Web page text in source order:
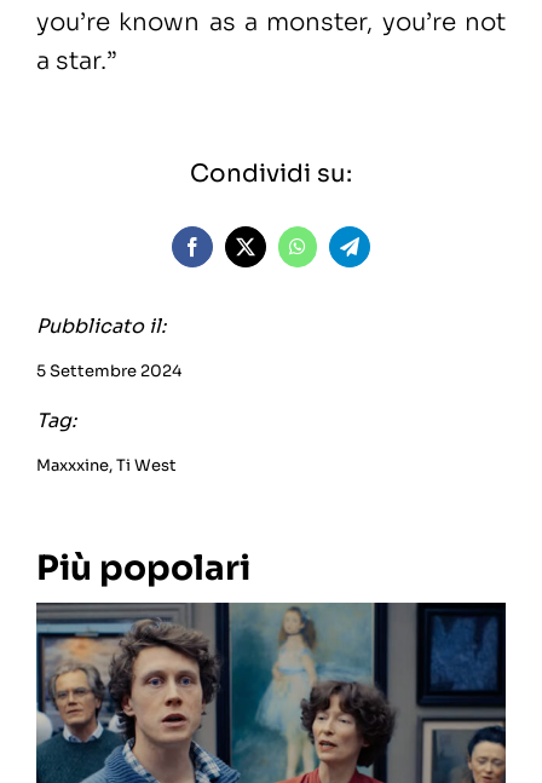
you’re known as a monster, you’re not
a star.”
Condividi su:
Pubblicato il:
5 Settembre 2024
Tag:
Maxxxine,Ti West
Più popolari